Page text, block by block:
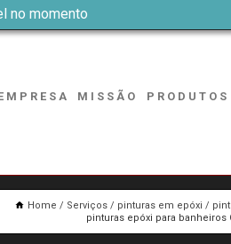
no momento
MISSÃO PRODUTOS
Home Serviços pinturas em epóxi
pinturas epóxi para banheiros